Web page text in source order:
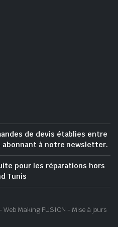
de devis établies entre
abonnant à notre newsletter.
pour les réparations hors
Tunis
Making FUSION - Mise à jours